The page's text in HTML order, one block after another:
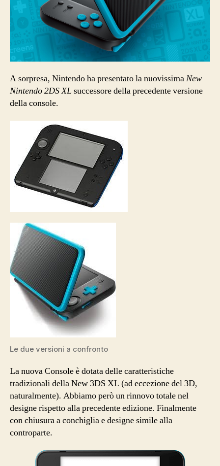
A sorpresa, Nintendo ha presentato la nuovissimaNew
Nintendo 2DS XL successore della precedente versione
della console.
Le due versioni a confronto
La nuova Console è dotata delle caratteristiche
tradizionali della New 3DS XL (ad eccezione del 3D,
naturalmente). Abbiamo però un rinnovo totale nel
designe rispetto alla precedente edizione. Finalmente
con chiusura a conchiglia e designe simile alla
controparte.